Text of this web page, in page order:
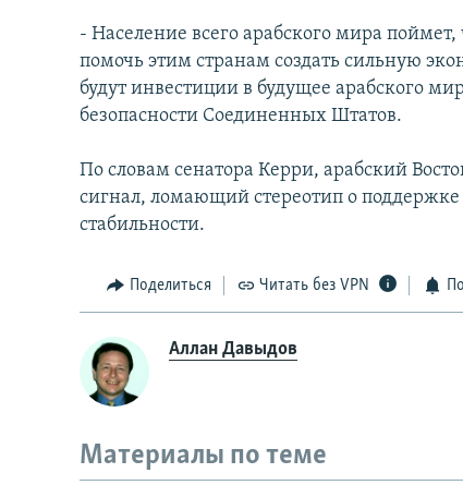
- Население всего арабского мира
помочь этим странам создать сильную
будут инвестиции в будущее арабского
безопасности Соединенных Штатов.
По словам сенатора Керри, арабский
сигнал, ломающий стереотип о
стабильности.
Поделиться Читать без VPN
Аллан Давыдов
Материалы по теме